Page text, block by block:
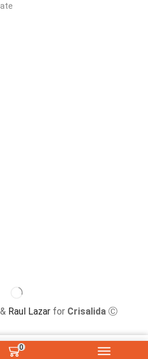
& Raul Lazar for Crisalida Ⓒ
0